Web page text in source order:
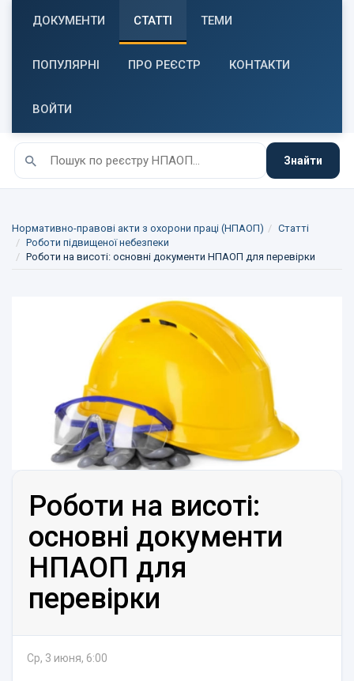
ДОКУМЕНТИ СТАТТІ ТЕМИ
ПОПУЛЯРНІ ПРО РЕЄСТР КОНТАКТИ
ВОЙТИ
Знайти
Нормативно-правові акти з охорони праці (НПАОП)
Статті
Роботи підвищеної небезпеки
Роботи на висоті: основні документи НПАОП для перевірки
Роботи на висоті:
основні документи
НПАОП для
перевірки
Ср, 3 июня, 6:00